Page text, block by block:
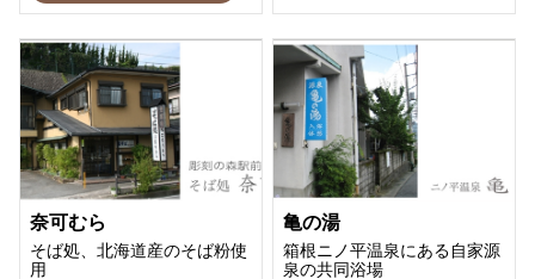
奈可むら
そば処、北海道産のそば粉使
用
亀の湯
箱根ニノ平温泉にある自家源
泉の共同浴場